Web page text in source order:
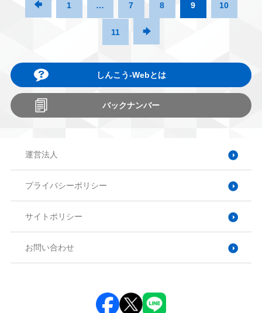
 1 … 7 8 9 10
11 
しんこう-Webとは
バックナンバー
運営法人
プライバシーポリシー
サイトポリシー
お問い合わせ